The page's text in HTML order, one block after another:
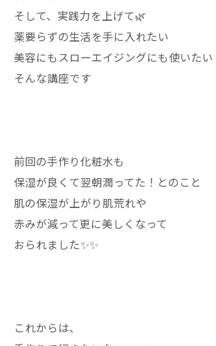
そして、実践力を上げて🌿
薬要らずの生活を手に入れたい
美容にもスローエイジングにも使いたい
そんな講座です
前回の手作り化粧水も
保湿が良くて翌朝潤ってた！とのこと
肌の保湿が上がり肌荒れや
赤みが減って更に美しくなって
おられました✨✨
これからは、